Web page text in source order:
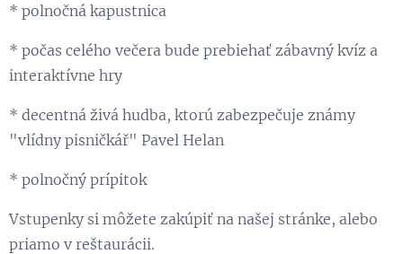
* polnočná kapustnica
* počas celého večera bude prebiehať zábavný kvíz a
interaktívne hry
* decentná živá hudba, ktorú zabezpečuje známy
"vlídny pisničkář" Pavel Helan
* polnočný prípitok
Vstupenky si môžete zakúpiť na našej stránke, alebo
priamo v reštaurácii.